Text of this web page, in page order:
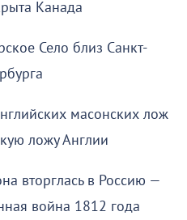
Канада
Село близ Санкт-
масонских лож
ложу Англии
вторглась в Россию —
война 1812 года